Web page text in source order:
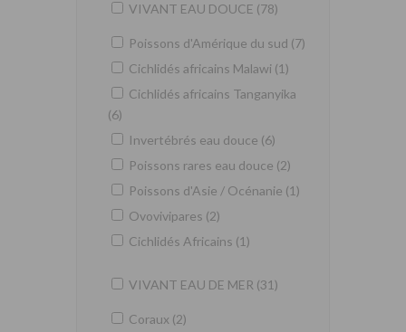
VIVANT EAU DOUCE (78)
Poissons d'Amérique du sud (7)
Cichlidés africains Malawi (1)
Cichlidés africains Tanganyika
(6)
Invertébrés eau douce (6)
Poissons rares eau douce (2)
Poissons d'Asie / Océnanie (1)
Ovovivipares (2)
Cichlidés Africains (1)
VIVANT EAU DE MER (31)
Coraux (2)